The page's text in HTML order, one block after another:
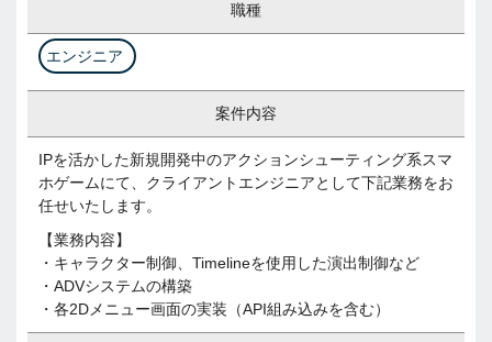
職種
エンジニア
案件内容
IPを活かした新規開発中のアクションシューティング系スマ
ホゲームにて、クライアントエンジニアとして下記業務をお
任せいたします。
【業務内容】
・キャラクター制御、Timelineを使用した演出制御など
・ADVシステムの構築
・各2Dメニュー画面の実装（API組み込みを含む）